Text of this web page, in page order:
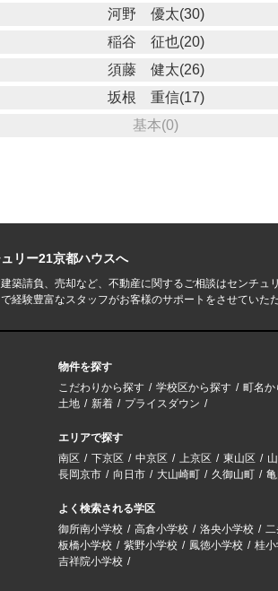
河野 優太(30)
稲谷 征也(20)
須藤 健太(26)
坂根 重信(17)
基本(0)
リー21京都ハウスへ
築請負、売却など、不動産に関するご相談はセンチュ
経験豊富なスタッフがお客様のサポートをさせていただ
物件を探す
こだわりから探す
学校区から探す 町名か
土地
新着 プライスダウン
エリアで探す
南区
下京区 中京区 上京区 東山区
長岡京市
向日市 大山崎町 久御山町
よく検索される学区
御所南小学校
高倉小学校 洛央小学校
板橋小学校
紫野小学校 鳳徳小学校 桂
吉祥院小学校